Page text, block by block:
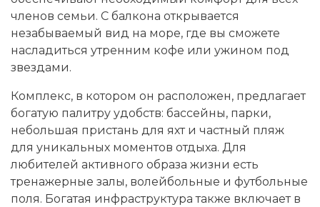
членов семьи. С балкона открывается
незабываемый вид на море, где вы сможете
насладиться утренним кофе или ужином под
звездами.
Комплекс, в котором он расположен, предлагает
богатую палитру удобств: бассейны, парки,
небольшая пристань для яхт и частный пляж
для уникальных моментов отдыха. Для
любителей активного образа жизни есть
тренажерные залы, волейбольные и футбольные
поля. Богатая инфраструктура также включает в